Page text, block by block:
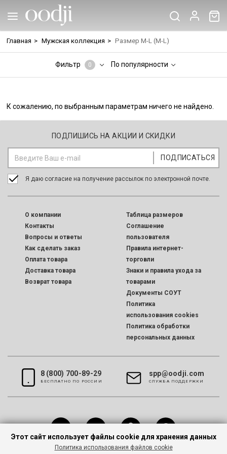
Главная > Мужская коллекция > Размер M-L (M-L)
Фильтр 0 По популярности
К сожалению, по выбранным параметрам ничего не найдено.
ПОДПИШИСЬ НА АКЦИИ И СКИДКИ
Я даю согласие на получение рассылок по электронной почте.
O компании
Контакты
Вопросы и ответы
Как сделать заказ
Оплата товара
Доставка товара
Возврат товара
Таблица размеров
Соглашение
пользователя
Правила интернет-
торговли
Знаки и правила ухода за
товарами
Документы СОУТ
Политика
использования cookies
Политика обработки
персональных данных
8 (800) 700-89-29
БЕСПЛАТНО ПО РОССИИ
spp@oodji.com
CЛУЖБА ПОДДЕРЖКИ
Этот сайт использует файлы cookie для хранения данных
Политика использования файлов cookie